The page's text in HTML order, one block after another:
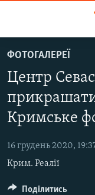
до
основного
матеріалу
Перейти
до
навігації
Перейти
ВОДА.КРИМ
ВІДЕО ТА ФОТО
ПОЛІТИКА
БЛОГИ
ПОГЛЯД
ІНТЕРВ'Ю
ФОТОГАЛЕРЕЇ
Центр
Кримське
16 грудень 2020,
Крим. Реалії
Поділитись